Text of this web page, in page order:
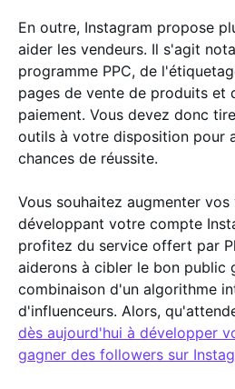
En outre, Instagram propose
aider les vendeurs. Il s'agit
programme PPC, de
pages de vente de produits et
paiement. Vous devez donc
outils à votre disposition pour
chances de réussite.
Vous souhaitez augmenter vos
développant votre compte
profitez du service offert par
aiderons à cibler le bon public
combinaison d'un algorithme
d'influenceurs. Alors,
dès aujourd'hui à développer
gagner des followers sur